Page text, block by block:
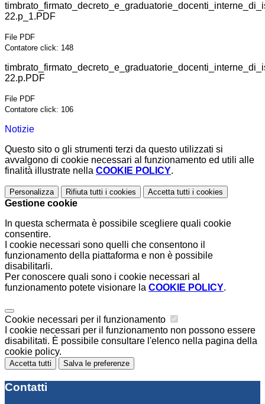
22.p_1.PDF
File PDF
Contatore click: 148
22.p.PDF
File PDF
Contatore click: 106
Notizie
Questo sito o gli strumenti terzi da questo utilizzati si
avvalgono di cookie necessari al funzionamento ed utili alle
finalità illustrate nella COOKIE POLICY.
Personalizza Rifiuta tutti i cookies Accetta tutti i cookies
Gestione cookie
In questa schermata è possibile scegliere quali cookie
consentire.
I cookie necessari sono quelli che consentono il
funzionamento della piattaforma e non è possibile
disabilitarli.
Per conoscere quali sono i cookie necessari al
funzionamento potete visionare la COOKIE POLICY.
Cookie necessari per il funzionamento
I cookie necessari per il funzionamento non possono essere
disabilitati. È possibile consultare l'elenco nella pagina della
cookie policy.
Accetta tutti Salva le preferenze
Contatti